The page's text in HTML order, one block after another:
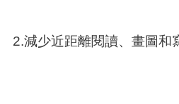
2.減少近距離閱讀、畫圖和